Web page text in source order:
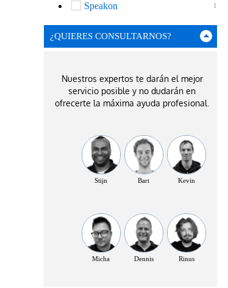
1
Speakon
¿QUIERES CONSULTARNOS?
Nuestros expertos te darán el mejor
servicio posible y no dudarán en
ofrecerte la máxima ayuda profesional.
Stijn Bart Kevin
Micha Dennis Rinus